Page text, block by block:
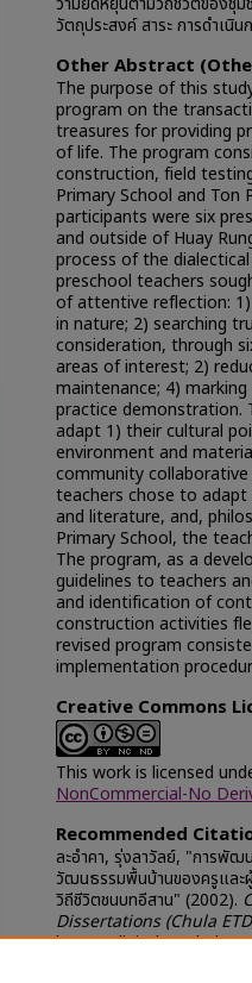
วัตถุประสงค์ สาระ การดำเนิน
Other Abstract
The purpose of this
program on the
treasures for providing
of life. The program
construction, field
Primary School and Ton
participants were six
and outside of Huay
process of the
preschool teachers
of attentive reflection:
in nature; 2) searching
consideration, through
areas of interest; 2)
maintenance; 4)
practice demonstration.
adapt 1) their cultural
environment and
community collaborative
teachers chose to
and literature, and,
Primary School, the
The program, as a
guidelines to teachers
and identification of
construction activities
revised program
implementation
Creative Commons
This work is licensed
NonCommercial-No
Recommended
ละอำคา, รุ่งลาวัลย์, "การพัฒ
วัฒนธรรมพื้นบ้านของครูและ
วิถีชีวิตชนบทอีสาน" (2002).
Dissertations (Chula
https://